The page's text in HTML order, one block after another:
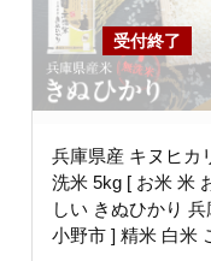
兵庫県産 キヌヒカ
洗米 5kg [ お米 米
しい きぬひかり 兵
小野市 ] 精米 白米